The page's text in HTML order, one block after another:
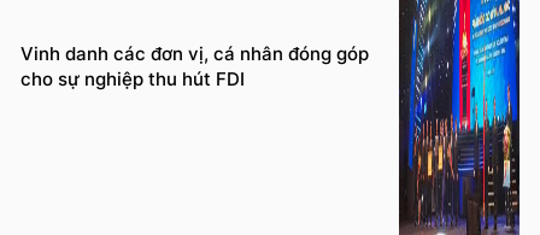
Vinh danh các đơn vị, cá nhân đóng góp
cho sự nghiệp thu hút FDI